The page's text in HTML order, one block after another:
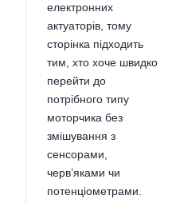
електронних
актуаторів, тому
сторінка підходить
тим, хто хоче швидко
перейти до
потрібного типу
моторчика без
змішування з
сенсорами,
черв’яками чи
потенціометрами.